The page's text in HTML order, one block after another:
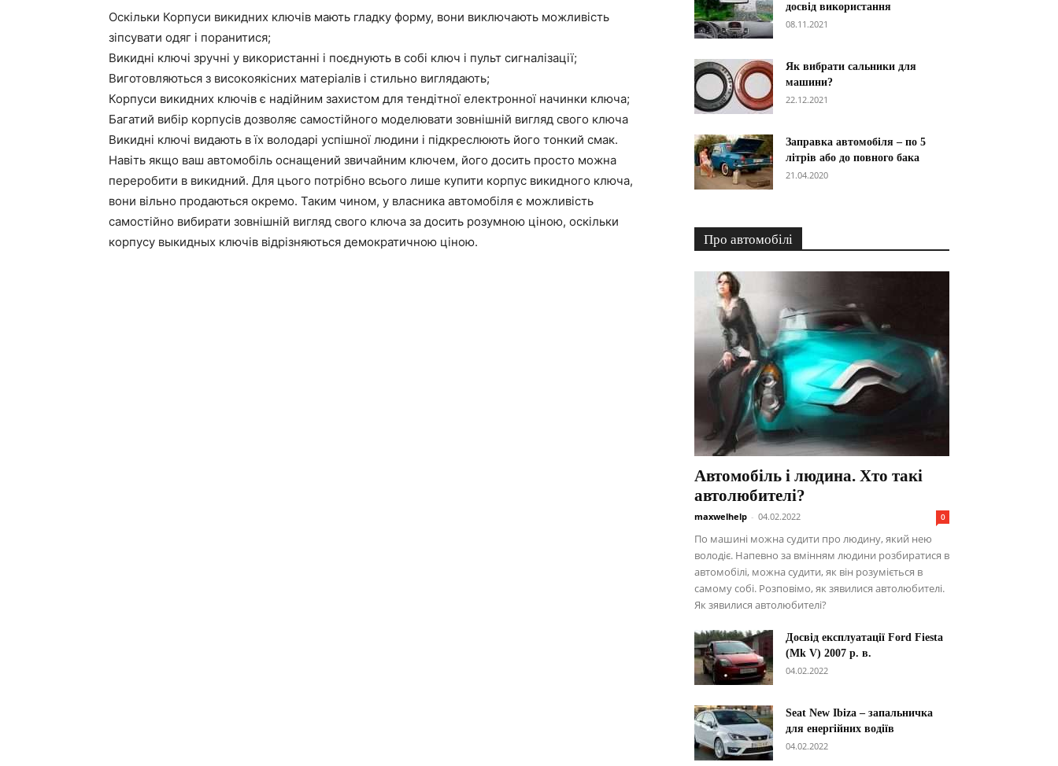
Оскільки Корпуси викидних ключів мають гладку форму, вони виключають можливість
зіпсувати одяг і поранитися;
Викидні ключі зручні у використанні і поєднують в собі ключ і пульт сигналізації;
Виготовляються з високоякісних матеріалів і стильно виглядають;
Корпуси викидних ключів є надійним захистом для тендітної електронної начинки ключа;
Багатий вибір корпусів дозволяє самостійного моделювати зовнішній вигляд свого ключа
Викидні ключі видають в їх володарі успішної людини і підкреслюють його тонкий смак.
Навіть якщо ваш автомобіль оснащений звичайним ключем, його досить просто можна
переробити в викидний. Для цього потрібно всього лише купити корпус викидного ключа,
вони вільно продаються окремо. Таким чином, у власника автомобіля є можливість
самостійно вибирати зовнішній вигляд свого ключа за досить розумною ціною, оскільки
корпусу выкидных ключів відрізняються демократичною ціною.
досвід використання
08.11.2021
Як вибрати сальники для
машини?
22.12.2021
Заправка автомобіля – по 5
літрів або до повного бака
21.04.2020
Про автомобілі
Автомобіль і людина. Хто такі
автолюбителі?
maxwelhelp - 04.02.2022 0
По машині можна судити про людину, який нею
володіє. Напевно за вмінням людини розбиратися в
автомобілі, можна судити, як він розуміється в
самому собі. Розповімо, як зявилися автолюбителі.
Як зявилися автолюбителі?
Досвід експлуатації Ford Fiesta
(Mk V) 2007 р. в.
04.02.2022
Seat New Ibiza – запальничка
для енергійних водіїв
04.02.2022